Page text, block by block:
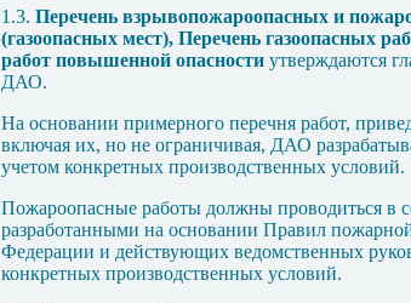
1.3. Перечень взрывопожароопасных и
(газоопасных мест), Перечень газоопасных
работ повышенной опасности утверждаются
ДАО.
На основании примерного перечня работ,
включая их, но не ограничивая, ДАО
учетом конкретных производственных условий.
Пожароопасные работы должны проводиться в
разработанными на основании Правил
Федерации и действующих ведомственных
конкретных производственных условий.